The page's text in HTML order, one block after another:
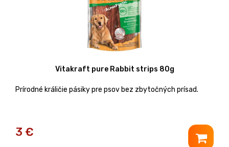
Vitakraft pure Rabbit strips 80g
Prírodné králičie pásiky pre psov bez zbytočných prísad.
3 €